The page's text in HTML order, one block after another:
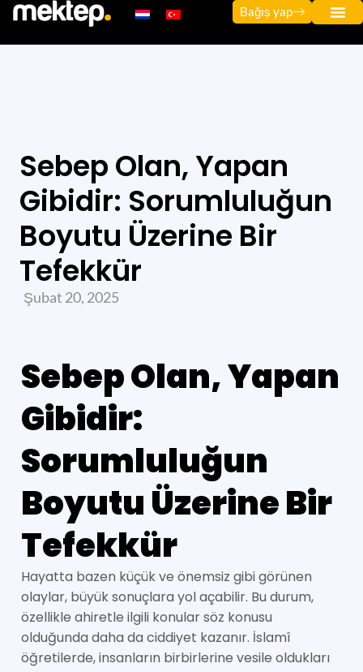
Bağıș yap
Sebep Olan, Yapan
Gibidir: Sorumluluğun
Boyutu Üzerine Bir
Tefekkür
Şubat 20, 2025
Sebep Olan, Yapan
Gibidir:
Sorumluluğun
Boyutu Üzerine Bir
Tefekkür
Hayatta bazen küçük ve önemsiz gibi görünen
olaylar, büyük sonuçlara yol açabilir. Bu durum,
özellikle ahiretle ilgili konular söz konusu
olduğunda daha da ciddiyet kazanır. İslamî
öğretilerde, insanların birbirlerine vesile oldukları